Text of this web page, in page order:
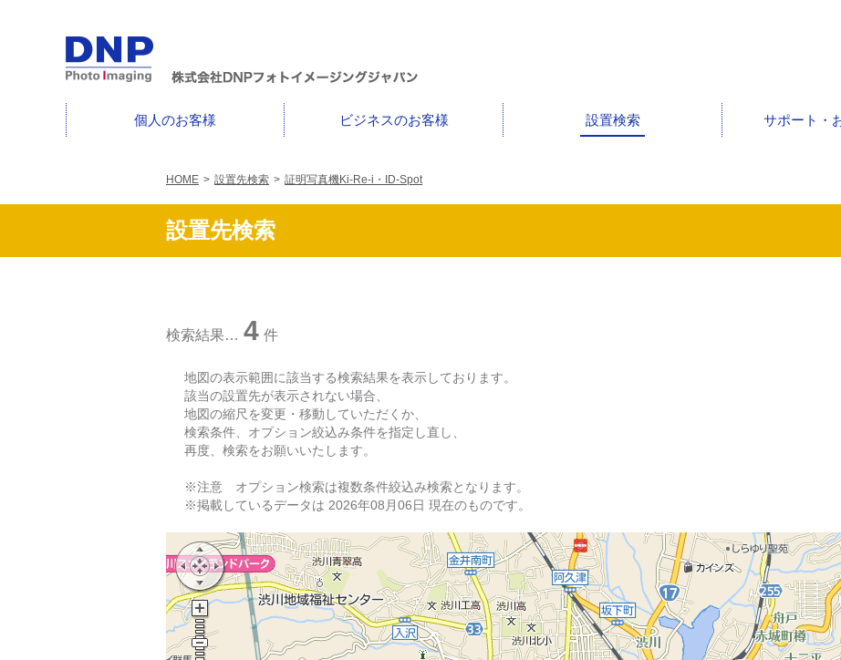
個人のお客様 ビジネスのお客様 設置検索 サポート・
HOME > 設置先検索 > 証明写真機Ki-Re-i・ID-Spot
設置先検索
検索結果… 4 件
地図の表示範囲に該当する検索結果を表示しております。
該当の設置先が表示されない場合、
地図の縮尺を変更・移動していただくか、
検索条件、オプション絞込み条件を指定し直し、
再度、検索をお願いいたします。
※注意 オプション検索は複数条件絞込み検索となります。
※掲載しているデータは 2026年08月06日 現在のものです。